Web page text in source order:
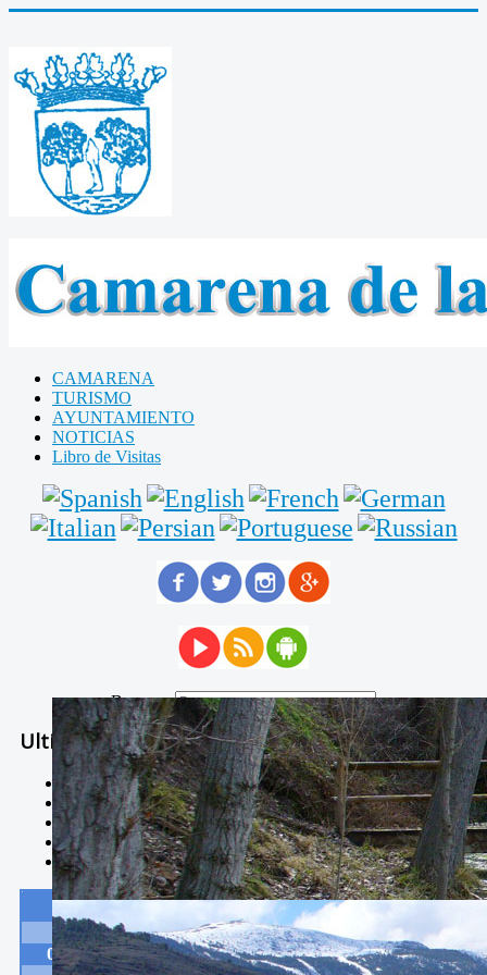
CAMARENA
TURISMO
AYUNTAMIENTO
NOTICIAS
Libro de Visitas
Buscar...
Ultimas Noticias
Solidaria carrera - 7 TÉRMINOS XTREM
Temporal de Febrero
Nevada Enero 2018
La estación de esquí de Javalambre abrirán este sábado
Larga vida a las escuelas